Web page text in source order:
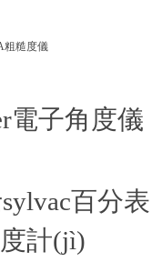
粗糙度儀
電子角度儀
百分表
計(jì)